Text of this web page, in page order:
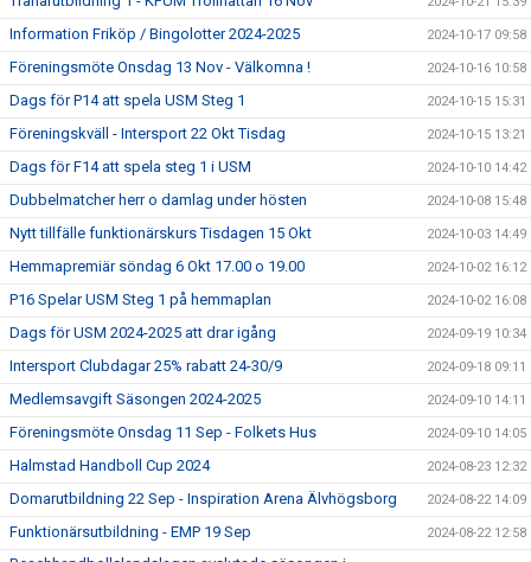
Information Friköp / Bingolotter 2024-2025 2024-10-17 09:58
Föreningsmöte Onsdag 13 Nov - Välkomna ! 2024-10-16 10:58
Dags för P14 att spela USM Steg 1 2024-10-15 15:31
Föreningskväll - Intersport 22 Okt Tisdag 2024-10-15 13:21
Dags för F14 att spela steg 1 i USM 2024-10-10 14:42
Dubbelmatcher herr o damlag under hösten 2024-10-08 15:48
Nytt tillfälle funktionärskurs Tisdagen 15 Okt 2024-10-03 14:49
Hemmapremiär söndag 6 Okt 17.00 o 19.00 2024-10-02 16:12
P16 Spelar USM Steg 1 på hemmaplan 2024-10-02 16:08
Dags för USM 2024-2025 att drar igång 2024-09-19 10:34
Intersport Clubdagar 25% rabatt 24-30/9 2024-09-18 09:11
Medlemsavgift Säsongen 2024-2025 2024-09-10 14:11
Föreningsmöte Onsdag 11 Sep - Folkets Hus 2024-09-10 14:05
Halmstad Handboll Cup 2024 2024-08-23 12:32
Domarutbildning 22 Sep - Inspiration Arena Älvhögsborg 2024-08-22 14:09
Funktionärsutbildning - EMP 19 Sep 2024-08-22 12:58